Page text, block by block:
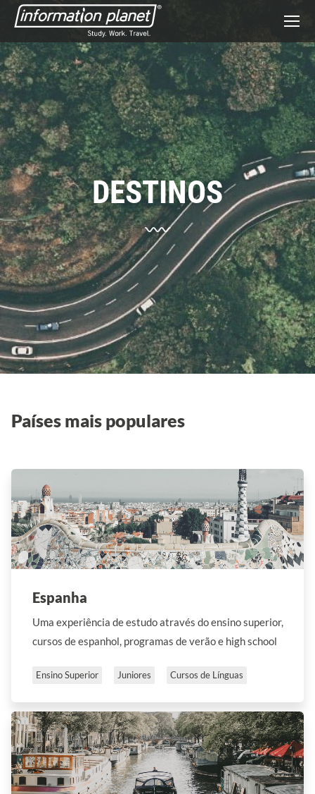
DESTINOS
Países mais populares
Espanha
Uma experiência de estudo através do ensino superior,
cursos de espanhol, programas de verão e high school
Ensino Superior Juniores Cursos de Línguas